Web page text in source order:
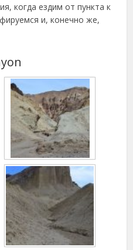
когда ездим от пункта к
и, конечно же,